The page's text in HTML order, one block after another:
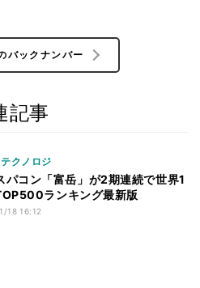
バックナンバー
記事
クノロジ
パコン「富岳」が2期連続で世界1
ランキング最新版
18 16:12